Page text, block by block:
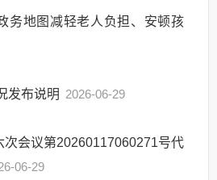
务地图减轻老人负担、安顿孩
发布说明 2026-06-29
次会议第20260117060271号代
06-29